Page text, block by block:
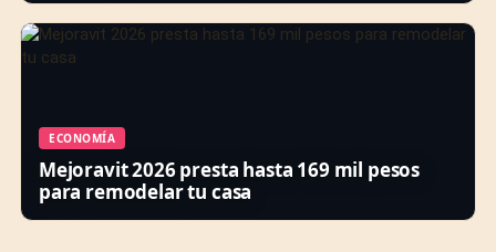
ECONOMÍA
Mejoravit 2026 presta hasta 169 mil pesos
para remodelar tu casa